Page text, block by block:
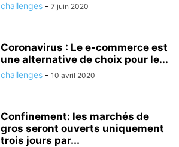
challenges - 7 juin 2020
Coronavirus : Le e-commerce est
une alternative de choix pour le...
challenges - 10 avril 2020
Confinement: les marchés de
gros seront ouverts uniquement
trois jours par...